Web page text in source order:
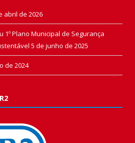
abril de 2026
1º Plano Municipal de Segurança
5 de junho de 2025
de 2024